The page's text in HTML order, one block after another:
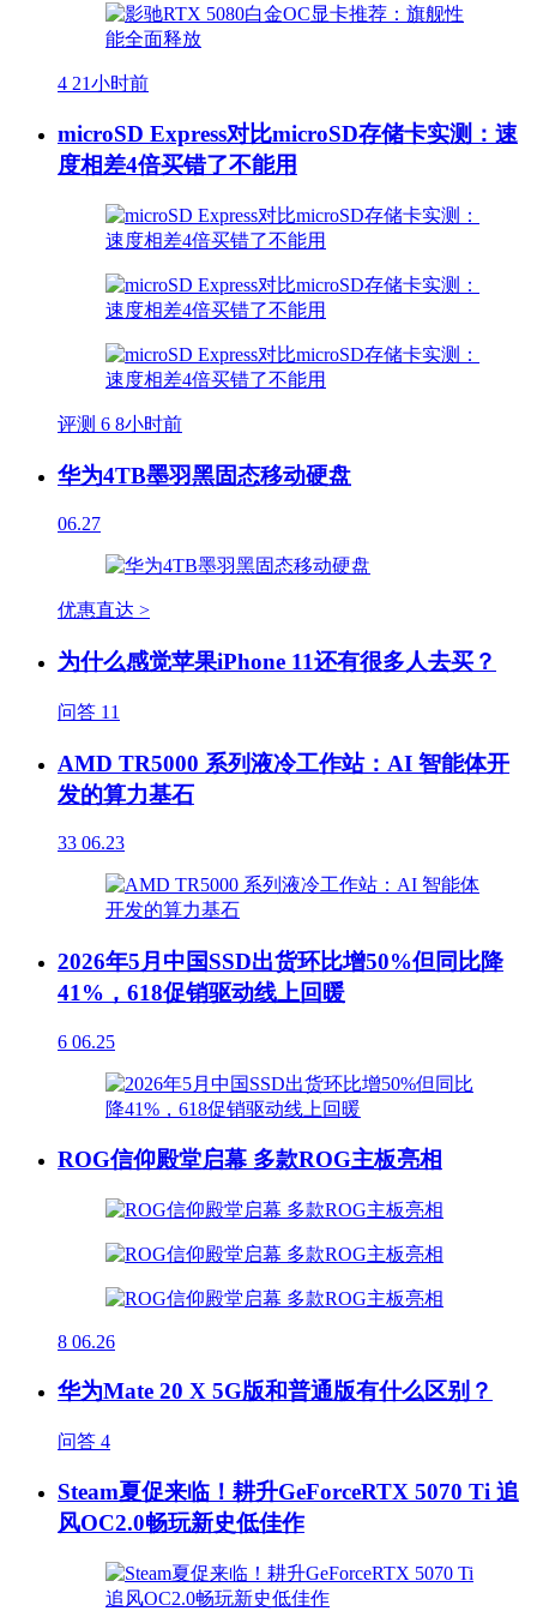
4 21小时前
microSD Express对比microSD存储卡实测：速
度相差4倍买错了不能用
评测 6 8小时前
华为4TB墨羽黑固态移动硬盘
06.27
优惠直达 >
为什么感觉苹果iPhone 11还有很多人去买？
问答 11
AMD TR5000 系列液冷工作站：AI 智能体开
发的算力基石
33 06.23
2026年5月中国SSD出货环比增50%但同比降
41%，618促销驱动线上回暖
6 06.25
ROG信仰殿堂启幕 多款ROG主板亮相
8 06.26
华为Mate 20 X 5G版和普通版有什么区别？
问答 4
Steam夏促来临！耕升GeForceRTX 5070 Ti 追
风OC2.0畅玩新史低佳作